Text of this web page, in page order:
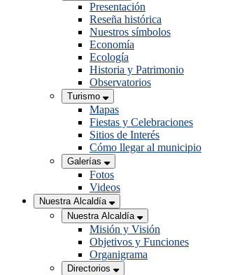
Presentación
Reseña histórica
Nuestros símbolos
Economía
Ecología
Historia y Patrimonio
Observatorios
Turismo
Mapas
Fiestas y Celebraciones
Sitios de Interés
Cómo llegar al municipio
Galerías
Fotos
Videos
Nuestra Alcaldía
Nuestra Alcaldía
Misión y Visión
Objetivos y Funciones
Organigrama
Directorios